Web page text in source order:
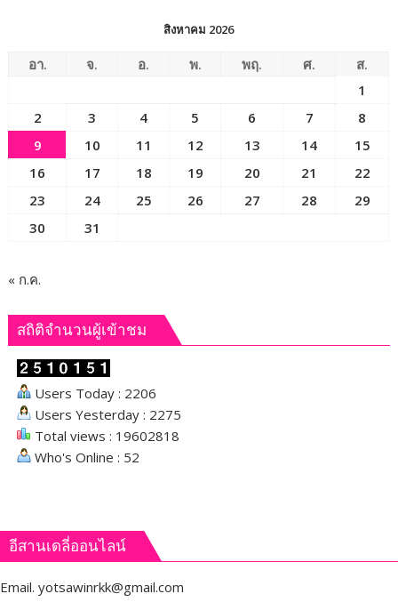
ราช
กุศล
สิงหาคม 2026
อา. จ. อ. พ. พฤ. ศ.
ส.
1
2
3 4 5 6 7
8
9
10 11 12 13 14
15
16
17 18 19 20 21
22
23
24 25 26 27 28
29
30
31
« ก.ค.
สถิติจำนวนผู้เข้าชม
Users Today : 2206
Users Yesterday : 2275
Total views : 19602818
Who's Online : 52
อีสานเดลี่ออนไลน์
Email. yotsawinrkk@gmail.com